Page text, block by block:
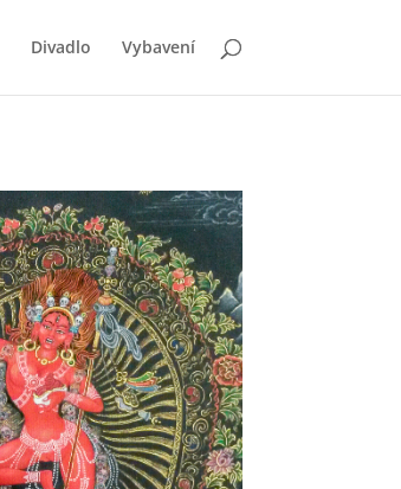
Divadlo Vybavení